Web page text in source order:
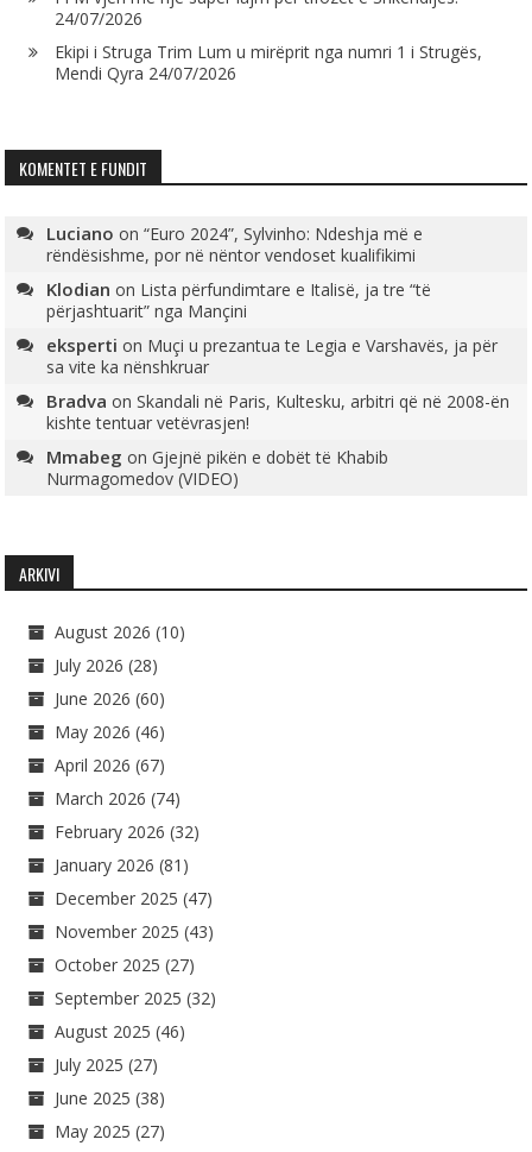
24/07/2026
Ekipi i Struga Trim Lum u mirëprit nga numri 1 i Strugës,
Mendi Qyra 24/07/2026
KOMENTET E FUNDIT
Luciano on“Euro 2024”, Sylvinho: Ndeshja më e
rëndësishme, por në nëntor vendoset kualifikimi
Klodian on Lista përfundimtare e Italisë, ja tre “të
përjashtuarit” nga Mançini
eksperti on Muçi u prezantua te Legia e Varshavës, ja për
sa vite ka nënshkruar
Bradva onSkandali në Paris, Kultesku, arbitri që në 2008-ën
kishte tentuar vetëvrasjen!
Mmabeg onGjejnë pikën e dobët të Khabib
Nurmagomedov (VIDEO)
ARKIVI
August 2026 (10)
July 2026 (28)
June 2026 (60)
May 2026 (46)
April 2026 (67)
March 2026 (74)
February 2026 (32)
January 2026 (81)
December 2025 (47)
November 2025 (43)
October 2025 (27)
September 2025 (32)
August 2025 (46)
July 2025 (27)
June 2025 (38)
May 2025 (27)